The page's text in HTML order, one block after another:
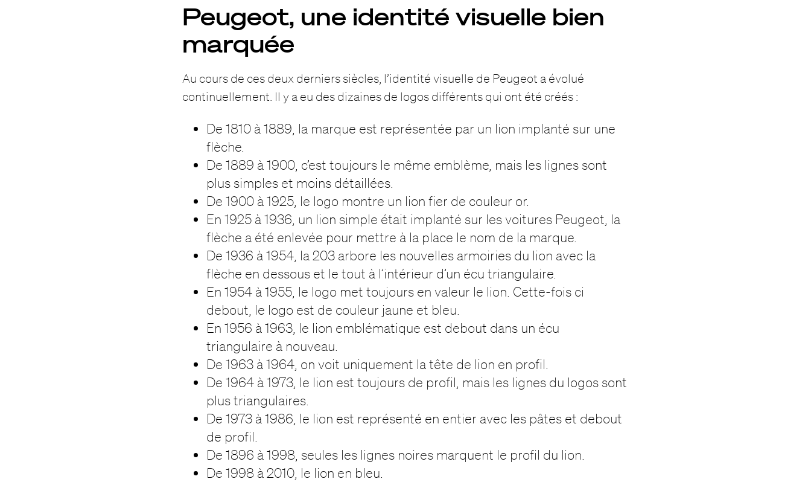
Peugeot, une identité visuelle bien
marquée
Au cours de ces deux derniers siècles, l’identité visuelle de Peugeot a évolué
continuellement. Il y a eu des dizaines de logos différents qui ont été créés :
De 1810 à 1889, la marque est représentée par un lion implanté sur une
flèche.
De 1889 à 1900, c’est toujours le même emblème, mais les lignes sont
plus simples et moins détaillées.
De 1900 à 1925, le logo montre un lion fier de couleur or.
En 1925 à 1936, un lion simple était implanté sur les voitures Peugeot, la
flèche a été enlevée pour mettre à la place le nom de la marque.
De 1936 à 1954, la 203 arbore les nouvelles armoiries du lion avec la
flèche en dessous et le tout à l’intérieur d’un écu triangulaire.
En 1954 à 1955, le logo met toujours en valeur le lion. Cette-fois ci
debout, le logo est de couleur jaune et bleu.
En 1956 à 1963, le lion emblématique est debout dans un écu
triangulaire à nouveau.
De 1963 à 1964, on voit uniquement la tête de lion en profil.
De 1964 à 1973, le lion est toujours de profil, mais les lignes du logos sont
plus triangulaires.
De 1973 à 1986, le lion est représenté en entier avec les pâtes et debout
de profil.
De 1896 à 1998, seules les lignes noires marquent le profil du lion.
De 1998 à 2010, le lion en bleu.